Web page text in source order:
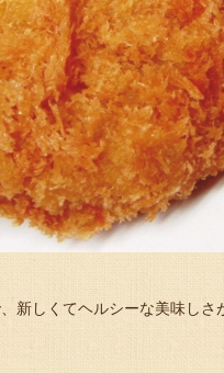
新しくてヘルシーな美味しさ